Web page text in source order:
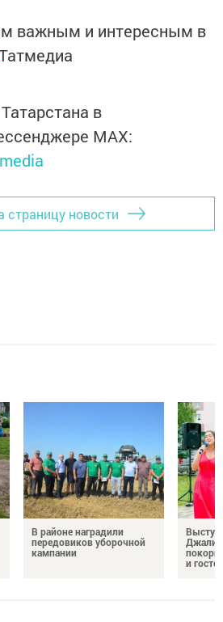
важным и интересным в
в
MАХ:
страницу новости
В районе наградили
передовиков уборочной
кампании
и